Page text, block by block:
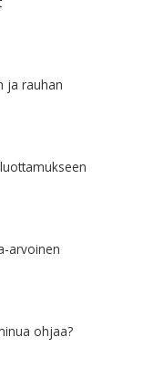
ja rauhan
arvoinen
ohjaa?